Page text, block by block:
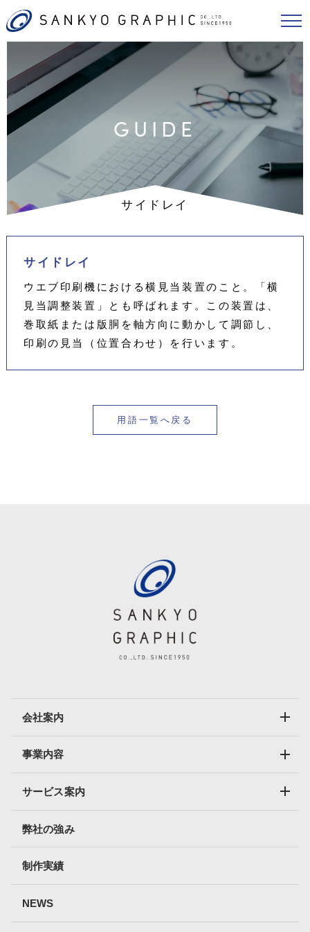
GUIDE
サイドレイ
サイドレイ
ウエブ印刷機における横見当装置のこと。「横
見当調整装置」とも呼ばれます。この装置は、
巻取紙または版胴を軸方向に動かして調節し、
印刷の見当（位置合わせ）を行います。
用語一覧へ戻る
会社案内
事業内容
サービス案内
弊社の強み
制作実績
NEWS